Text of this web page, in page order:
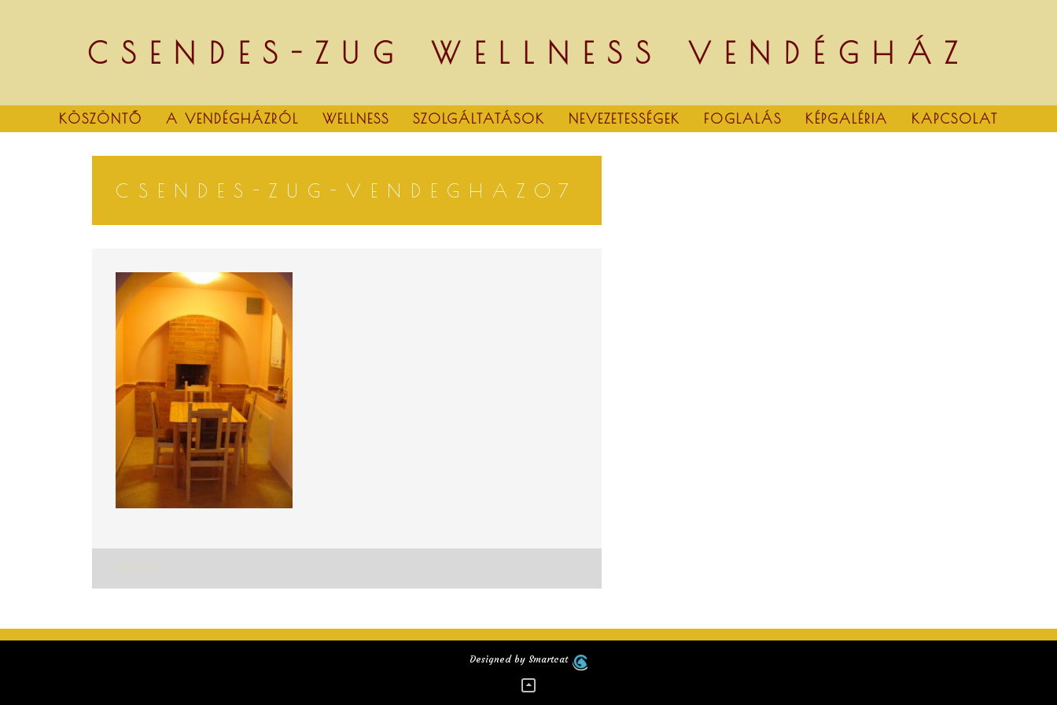
CSENDES-ZUG WELLNESS VENDÉGHÁZ
KÖSZÖNTŐ A VENDÉGHÁZRÓL WELLNESS SZOLGÁLTATÁSOK NEVEZETESSÉGEK FOGLALÁS KÉPGALÉRIA KAPCSOLAT
CSENDES-ZUG-VENDEGHAZ07
Bejegyzés
KÉPGALÉRIA
Designed by Smartcat